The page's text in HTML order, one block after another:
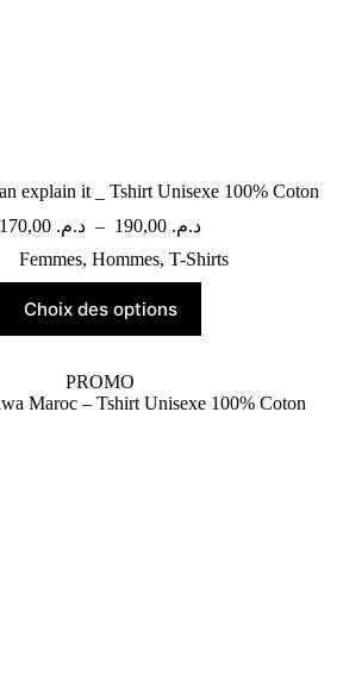
explain it _ Tshirt Unisexe 100% Coton
د.م. – د.م.
Femmes, Hommes, T-Shirts
Choix des options
PROMO